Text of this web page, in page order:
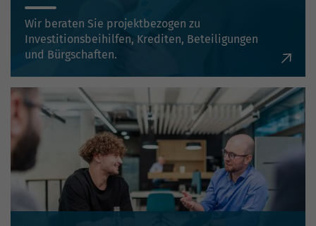
Wir beraten Sie projektbezogen zu
Investitionsbeihilfen, Krediten, Beteiligungen
und Bürgschaften.